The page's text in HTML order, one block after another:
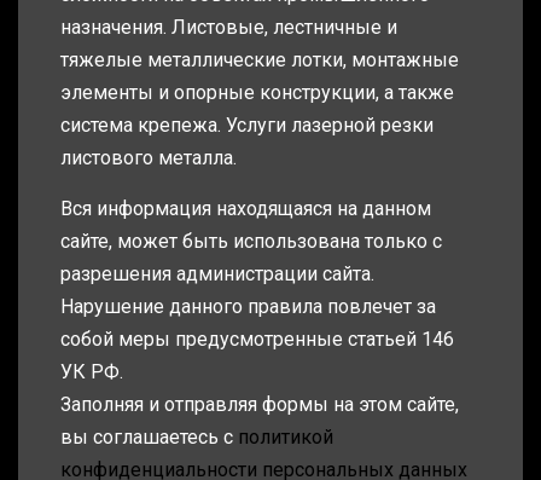
назначения. Листовые, лестничные и
тяжелые металлические лотки, монтажные
элементы и опорные конструкции, а также
система крепежа. Услуги лазерной резки
листового металла.
Вся информация находящаяся на данном
сайте, может быть использована только с
разрешения администрации сайта.
Нарушение данного правила повлечет за
собой меры предусмотренные статьей 146
УК РФ.
Заполняя и отправляя формы на этом сайте,
вы соглашаетесь с политикой
конфиденциальности персональных данных